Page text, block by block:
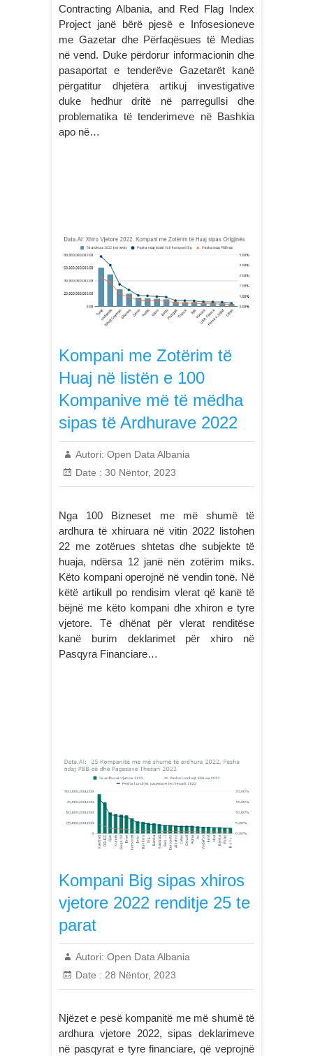
Contracting Albania, and Red Flag Index
Project janë bërë pjesë e Infosesioneve
me Gazetar dhe Përfaqësues të Medias
në vend. Duke përdorur informacionin dhe
pasaportat e tenderëve Gazetarët kanë
përgatitur dhjetëra artikuj investigative
duke hedhur dritë në parregullsi dhe
problematika të tenderimeve në Bashkia
apo në…
Kompani me Zotërim të
Huaj në listën e 100
Kompanive më të mëdha
sipas të Ardhurave 2022
Autori: Open Data Albania
Date : 30 Nëntor, 2023
Nga 100 Bizneset me më shumë të
ardhura të xhiruara në vitin 2022 listohen
22 me zotërues shtetas dhe subjekte të
huaja, ndërsa 12 janë nën zotërim miks.
Këto kompani operojnë në vendin tonë. Në
këtë artikull po rendisim vlerat që kanë të
bëjnë me këto kompani dhe xhiron e tyre
vjetore. Të dhënat për vlerat renditëse
kanë burim deklarimet për xhiro në
Pasqyra Financiare…
Kompani Big sipas xhiros
vjetore 2022 renditje 25 te
parat
Autori: Open Data Albania
Date : 28 Nëntor, 2023
Njëzet e pesë kompanitë me më shumë të
ardhura vjetore 2022, sipas deklarimeve
në pasqyrat e tyre financiare, që veprojnë